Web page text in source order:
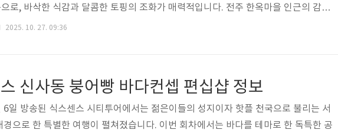
로, 바삭한 식감과 달콤한 토핑의 조화가 매력적입니다. 전주 한옥마을 인근의 감성
에서 즐기는 디저트로 인기를 끌었으며, 방송에서도 “전주의 새로운 디저트 명
회의 짜릿한 만남! 전주를 한입에 담은 이..
2025. 10. 27. 09:36
신사동 붕어빵 바다컨셉 편십샵 정보
일 방송된 식스센스 시티투어에서는 젊은이들의 성지이자 핫플 천국으로 불리는 서
경으로 한 특별한 여행이 펼쳐졌습니다. 이번 회차에서는 바다를 테마로 한 독특한 공